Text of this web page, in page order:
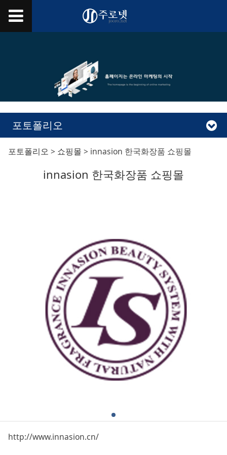
포토폴리오
innasion 한국화장품
쇼핑몰
포토폴리오 > 쇼핑몰 > innasion 한국화장품 쇼핑몰
innasion 한국화장품 쇼핑몰
http://www.innasion.cn/